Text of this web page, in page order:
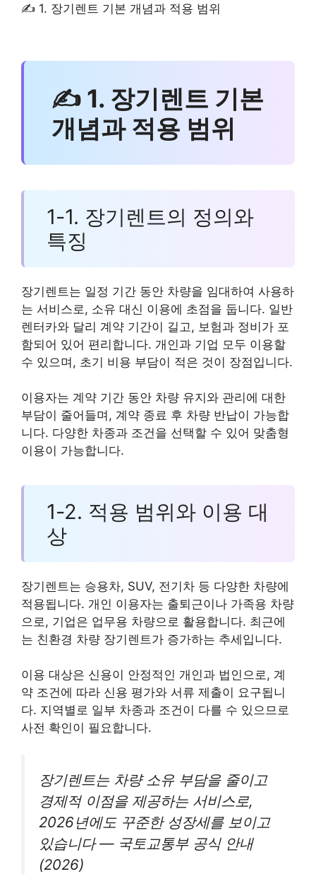
✍ 1. 장기렌트 기본 개념과 적용 범위
✍ 1. 장기렌트 기본
개념과 적용 범위
1-1. 장기렌트의 정의와
특징
장기렌트는 일정 기간 동안 차량을 임대하여 사용하
는 서비스로, 소유 대신 이용에 초점을 둡니다. 일반
렌터카와 달리 계약 기간이 길고, 보험과 정비가 포
함되어 있어 편리합니다. 개인과 기업 모두 이용할
수 있으며, 초기 비용 부담이 적은 것이 장점입니다.
이용자는 계약 기간 동안 차량 유지와 관리에 대한
부담이 줄어들며, 계약 종료 후 차량 반납이 가능합
니다. 다양한 차종과 조건을 선택할 수 있어 맞춤형
이용이 가능합니다.
1-2. 적용 범위와 이용 대
상
장기렌트는 승용차, SUV, 전기차 등 다양한 차량에
적용됩니다. 개인 이용자는 출퇴근이나 가족용 차량
으로, 기업은 업무용 차량으로 활용합니다. 최근에
는 친환경 차량 장기렌트가 증가하는 추세입니다.
이용 대상은 신용이 안정적인 개인과 법인으로, 계
약 조건에 따라 신용 평가와 서류 제출이 요구됩니
다. 지역별로 일부 차종과 조건이 다를 수 있으므로
사전 확인이 필요합니다.
장기렌트는 차량 소유 부담을 줄이고
경제적 이점을 제공하는 서비스로,
2026년에도 꾸준한 성장세를 보이고
있습니다 — 국토교통부 공식 안내
(2026)